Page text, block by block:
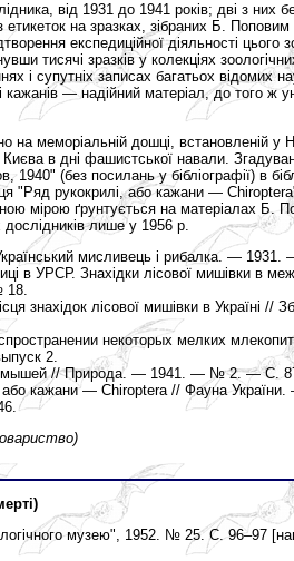
від 1931 до 1941 років; дві з них
на зразках, зібраних Б. Поповим
експедиційної діяльності цього
тисячі зразків у колекціях
і супутніх записах багатьох відомих
— надійний матеріал, до того ж
на меморіальній дошці, встановленій у
в дні фашистської навали.
(без посилань у бібліографії) в
"Ряд рукокрилі, або кажани —
мірою ґрунтується на матеріалах Б.
лише у 1956 р.
мисливець і рибалка. —
в УРСР. Знахідки лісової мишівки в
знахідок лісової мишівки в Україні //
некоторых мелких
2.
мышей // Природа. — 1941. — № 2. — С.
кажани — Chiroptera // Фауна
музею", 1952. № 25. С. 96–97